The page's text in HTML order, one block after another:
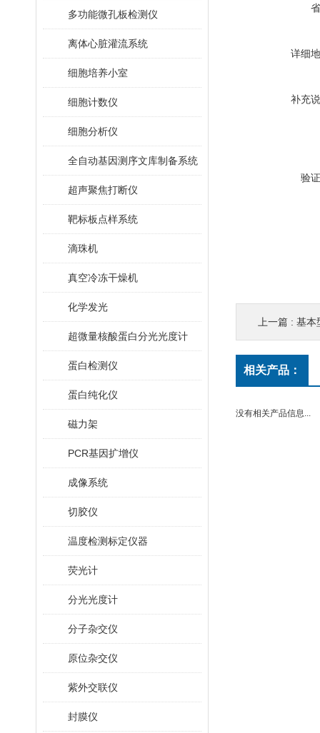
多功能微孔板检测仪
离体心脏灌流系统
细胞培养小室
细胞计数仪
细胞分析仪
全自动基因测序文库制备系统
超声聚焦打断仪
靶标板点样系统
滴珠机
真空冷冻干燥机
化学发光
超微量核酸蛋白分光光度计
蛋白检测仪
蛋白纯化仪
磁力架
PCR基因扩增仪
成像系统
切胶仪
温度检测标定仪器
荧光计
分光光度计
分子杂交仪
原位杂交仪
紫外交联仪
封膜仪
详细
补充
验
上一篇 : 基本
相关产品：
没有相关产品信息...